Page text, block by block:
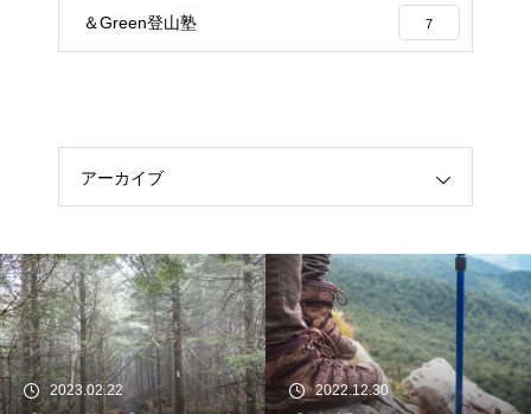
＆Green登山塾 7
アーカイブ
2023.02.22
2022.12.30